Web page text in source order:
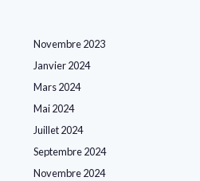
Novembre 2023
Janvier 2024
Mars 2024
Mai 2024
Juillet 2024
Septembre 2024
Novembre 2024